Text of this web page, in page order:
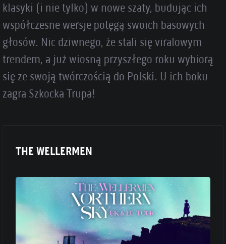
klasyki (i nie tylko) w nowe szaty, budując ich
współczesne wersje potęgą swoich basowych
głosów. Nic dziwnego, że stali się viralowym
trendem, a już wiosną przyszłego roku wybiorą
się ze swoją twórczością do Polski. U ich boku
zagra Szkocka Trupa!
THE WELLERMEN